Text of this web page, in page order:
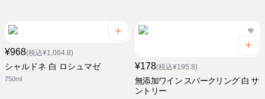
¥968(税込¥1,064.8)
シャルドネ 白 ロシュマゼ
750ml
¥178(税込¥195.8)
無添加ワイン スパークリング 白 サ
ントリー